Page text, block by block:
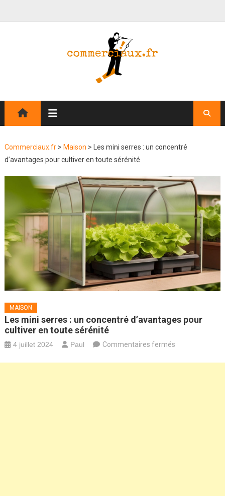
Commerciaux.fr> Maison >
Les mini serres : un concentré
d’avantages pour cultiver en toute sérénité
MAISON
Les mini serres : un concentré d’avantages pour
cultiver en toute sérénité
4 juillet 2024 Paul Commentaires ferméssur